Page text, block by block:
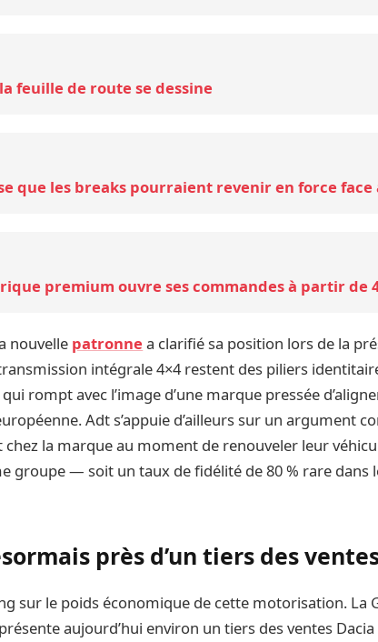
feuille de route se dessine
que les breaks pourraient revenir en force face
premium ouvre ses commandes à partir de
nouvelle patronne a clarifié sa position lors de la
intégrale 4×4 restent des piliers
rompt avec l’image d’une marque pressée
Adt s’appuie d’ailleurs sur un argument
chez la marque au moment de renouveler leur
groupe — soit un taux de fidélité de 80 % rare dans
près d’un tiers des
sur le poids économique de cette motorisation. La
aujourd’hui environ un tiers des ventes